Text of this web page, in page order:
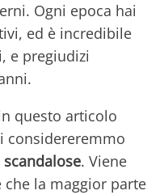
Ogni epoca hai
ed è incredibile
e pregiudizi
questo articolo
considereremmo
. Viene
la maggior parte